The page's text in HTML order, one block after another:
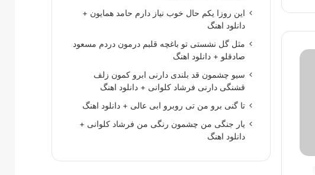
این روزا یکم حال خوب نیاز دارم حامد همایون +
دانلود اهنگ
مثل گل نشستی تو باغچه قلبم درمون دردم مسعود
صادقلو + دانلود اهنگ
سیو چشمون قد بلندی دارنی ابرو کمون زلف
قشنگی دارنی فرشاد کلوانی + دانلود اهنگ
تا گنی برو من تی روبرو ابی عالی + دانلود اهنگ
یار جنگی من چشمون رنگی من فرشاد کلوانی +
دانلود اهنگ